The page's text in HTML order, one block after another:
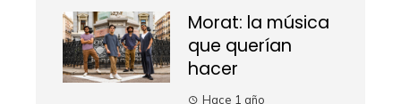
Morat: la música
que querían
hacer
Hace 1 año